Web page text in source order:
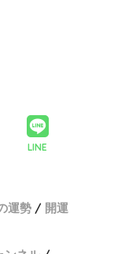
LINE
運勢
開運